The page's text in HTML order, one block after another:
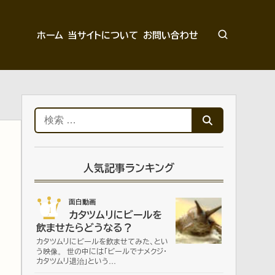
ホーム 当サイトについて お問い合わせ
検
索:
人気記事ランキング
01 面白動画
カタツムリにビールを
飲ませたらどうなる？
カタツムリにビールを飲ませてみた、とい
う映像。 世の中には「ビールでナメクジ・
カタツムリ退治」という…